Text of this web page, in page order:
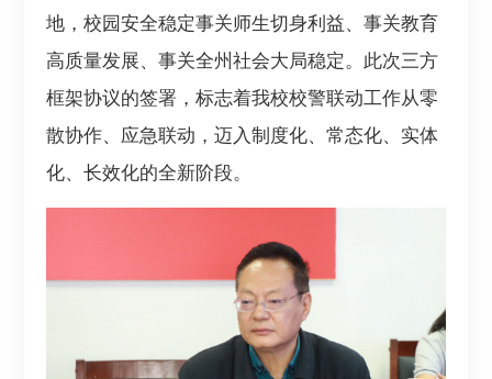
地，校园安全稳定事关师生切身利益、事关教育
高质量发展、事关全州社会大局稳定。此次三方
框架协议的签署，标志着我校校警联动工作从零
散协作、应急联动，迈入制度化、常态化、实体
化、长效化的全新阶段。